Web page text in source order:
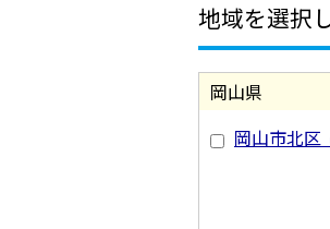
地域を選択
岡山県
岡山市北区